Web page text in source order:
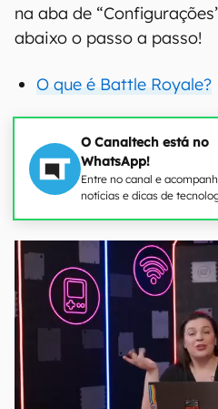
na aba de
abaixo o passo a passo!
O que é Battle Royale?
O Canaltech está no
WhatsApp!
Entre no canal e
notícias e dicas de